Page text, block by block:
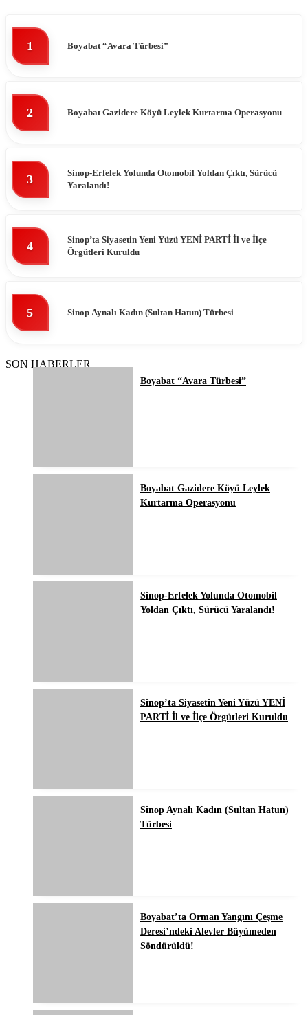
1 Boyabat “Avara Türbesi”
2 Boyabat Gazidere Köyü Leylek Kurtarma Operasyonu
3
Sinop-Erfelek Yolunda Otomobil Yoldan Çıktı, Sürücü
Yaralandı!
4
Sinop’ta Siyasetin Yeni Yüzü YENİ PARTİ İl ve İlçe
Örgütleri Kuruldu
5 Sinop Aynalı Kadın (Sultan Hatun) Türbesi
SON HABERLER
Boyabat “Avara Türbesi”
Boyabat Gazidere Köyü Leylek
Kurtarma Operasyonu
Sinop-Erfelek Yolunda Otomobil
Yoldan Çıktı, Sürücü Yaralandı!
Sinop’ta Siyasetin Yeni Yüzü YENİ
PARTİ İl ve İlçe Örgütleri Kuruldu
Sinop Aynalı Kadın (Sultan Hatun)
Türbesi
Boyabat’ta Orman Yangını Çeşme
Deresi’ndeki Alevler Büyümeden
Söndürüldü!